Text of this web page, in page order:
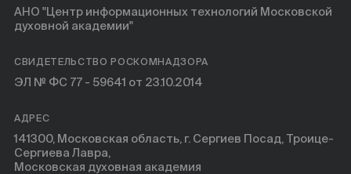
АНО "Центр информационных технологий Московской
духовной академии"
СВИДЕТЕЛЬСТВО РОСКОМНАДЗОРА
ЭЛ № ФС 77 - 59641 от 23.10.2014
АДРЕС
141300, Московская область, г. Сергиев Посад, Троице-
Сергиева Лавра,
Московская духовная академия